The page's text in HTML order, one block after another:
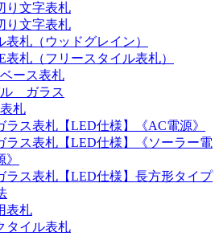
り文字表札
り文字表札
表札（ウッドグレイン）
表札（フリースタイル表札）
ース表札
ル ガラス
札
ラス表札【LED仕様】《AC電源》
ラス表札【LED仕様】《ソーラー電
》
ラス表札【LED仕様】長方形タイプ
表札
タイル表札